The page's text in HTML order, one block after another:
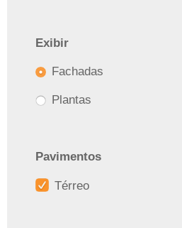
Exibir
Fachadas
Plantas
Pavimentos
Térreo